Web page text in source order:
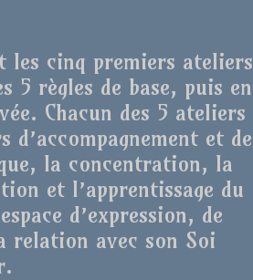
cinq premiers ateliers
5 règles de base, puis en
Chacun des 5 ateliers
et de
la concentration, la
et l’apprentissage du
d’expression, de
relation avec son Soi